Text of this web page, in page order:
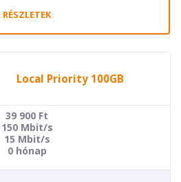
RÉSZLETEK
Local Priority 100GB
39 900 Ft
150 Mbit/s
15 Mbit/s
0 hónap